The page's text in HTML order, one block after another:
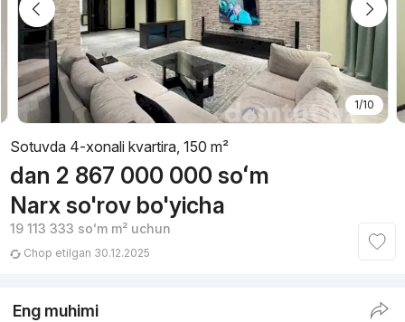
1/10
Sotuvda 4-xonali kvartira, 150 m²
dan 2 867 000 000 soʻm
Narx so'rov bo'yicha
19 113 333 soʻmm² uchun
Chop etilgan 30.12.2025
Eng muhimi